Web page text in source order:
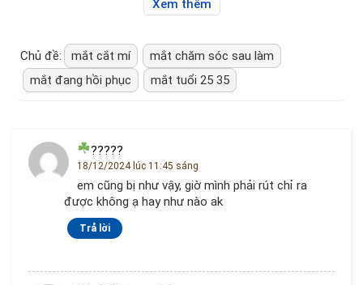
Xem thêm
Chủ đề: mắt cắt mí
mắt chăm sóc sau làm
mắt đang hồi phục
mắt tuổi 25 35
?????
18/12/2024 lúc 11:45 sáng
em cũng bị như vậy, giờ mình phải rút chỉ ra
được không ạ hay như nào ak
Trả lời